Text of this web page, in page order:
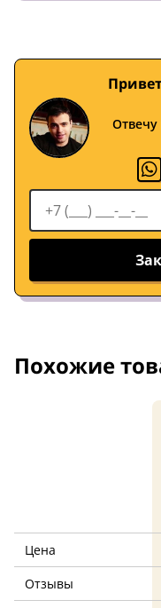
Похожие
Цена
Отзывы